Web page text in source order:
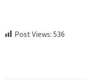
Post Views: 536